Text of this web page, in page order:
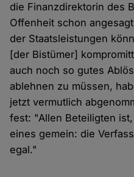
die Finanzdirektorin des
Offenheit schon
der Staatsleistungen
[der Bistümer]
auch noch so gutes
ablehnen zu müssen,
jetzt vermutlich
fest: "Allen Beteiligten
eines gemein: die
egal."